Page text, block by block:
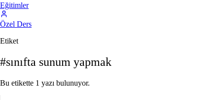
Eğitimler
Özel Ders
Etiket
#sınıfta sunum yapmak
Bu etikette 1 yazı bulunuyor.